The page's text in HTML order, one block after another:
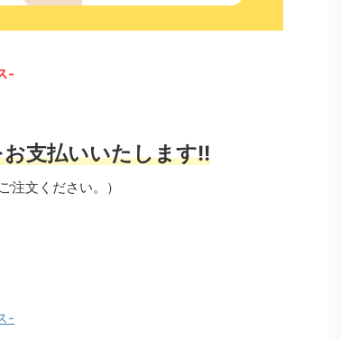
-
支払いいたします!!
注文ください。）
-